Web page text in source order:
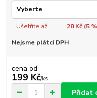
Ušetříte až 28 Kč (5%
Nejsme plátci DPH
cena od
199 Kč/ks
Přidat